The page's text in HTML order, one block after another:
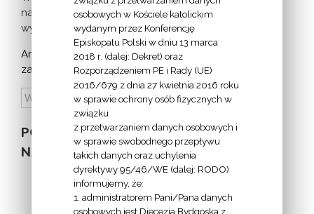
nadchodzących
wydarzeń >
Archiwum
zapowiedzi:
POZOSTAŁE
NA STRONIE
osobowych w Kościele katolickim
wydanym przez Konferencję
Episkopatu Polski w dniu 13 marca
2018 r. (dalej: Dekret) oraz
Rozporządzeniem PE i Rady (UE)
2016/679 z dnia 27 kwietnia 2016 roku
w sprawie ochrony osób fizycznych w
związku
z przetwarzaniem danych osobowych i
w sprawie swobodnego przepływu
takich danych oraz uchylenia
dyrektywy 95/46/WE (dalej: RODO)
informujemy, że:
1. administratorem Pani/Pana danych
osobowych jest Diecezja Bydgoska z